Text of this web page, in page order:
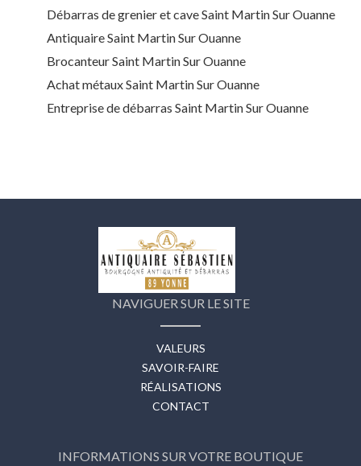
Débarras de grenier et cave Saint Martin Sur Ouanne
Antiquaire Saint Martin Sur Ouanne
Brocanteur Saint Martin Sur Ouanne
Achat métaux Saint Martin Sur Ouanne
Entreprise de débarras Saint Martin Sur Ouanne
NAVIGUER SUR LE SITE
VALEURS
SAVOIR-FAIRE
RÉALISATIONS
CONTACT
INFORMATIONS SUR VOTRE BOUTIQUE